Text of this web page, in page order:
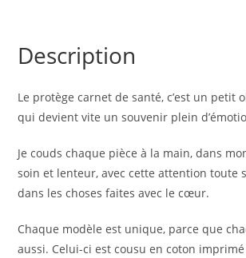
Description
Le protège carnet de santé, c’est un petit
qui devient vite un souvenir plein
Je couds chaque pièce à la main, dans
soin et lenteur, avec cette attention toute
dans les choses faites avec le cœur.
Chaque modèle est unique, parce que
aussi. Celui-ci est cousu en coton